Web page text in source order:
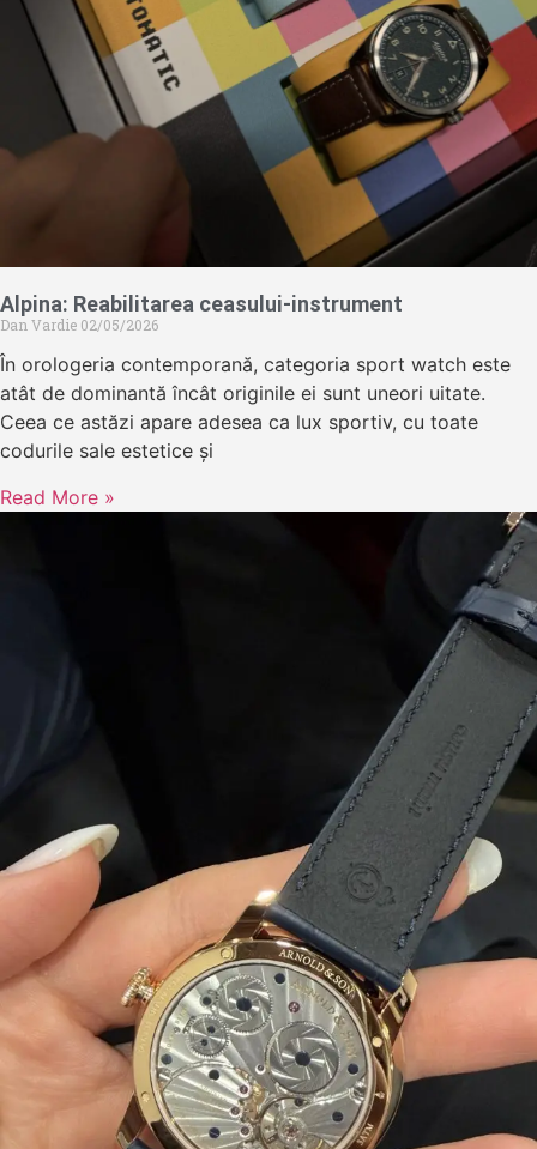
Alpina: Reabilitarea ceasului-instrument
Dan Vardie 02/05/2026
În orologeria contemporană, categoria sport watch este
atât de dominantă încât originile ei sunt uneori uitate.
Ceea ce astăzi apare adesea ca lux sportiv, cu toate
codurile sale estetice și
Read More »